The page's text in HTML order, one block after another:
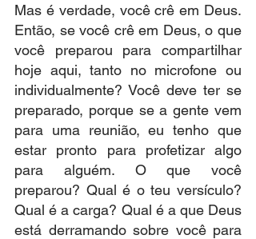
Mas é verdade, você crê em Deus.
Então, se você crê em Deus, o que
você preparou para compartilhar
hoje aqui, tanto no microfone ou
individualmente? Você deve ter se
preparado, porque se a gente vem
para uma reunião, eu tenho que
estar pronto para profetizar algo
para alguém. O que você
preparou? Qual é o teu versículo?
Qual é a carga? Qual é a que Deus
está derramando sobre você para